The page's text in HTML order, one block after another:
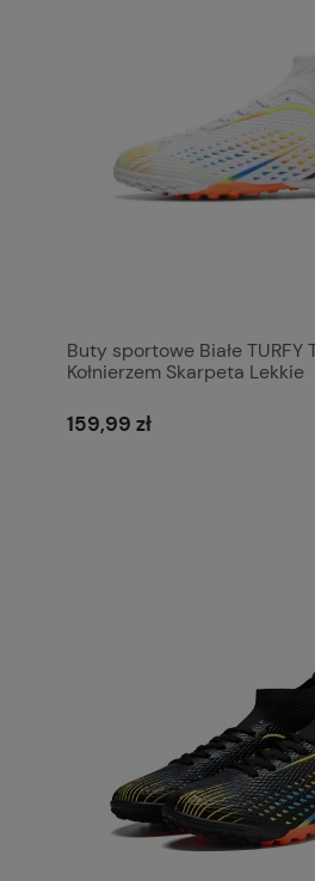
Buty sportowe Białe TURFY
Kołnierzem Skarpeta Lekkie
159,99 zł